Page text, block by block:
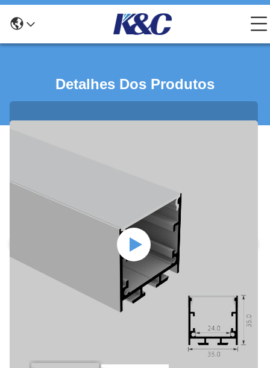
Detalhes Dos Produtos